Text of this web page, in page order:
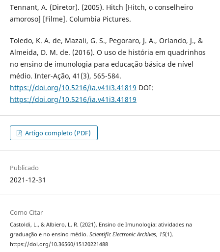
Tennant, A. (Diretor). (2005). Hitch [Hitch, o conselheiro
amoroso] [Filme]. Columbia Pictures.
Toledo, K. A. de, Mazali, G. S., Pegoraro, J. A., Orlando, J., &
Almeida, D. M. de. (2016). O uso de história em quadrinhos
no ensino de imunologia para educação básica de nível
médio. Inter-Ação, 41(3), 565-584.
https://doi.org/10.5216/ia.v41i3.41819 DOI:
https://doi.org/10.5216/ia.v41i3.41819
Artigo completo (PDF)
Publicado
2021-12-31
Como Citar
Castoldi, L., & Albiero, L. R. (2021). Ensino de Imunologia: atividades na
graduação e no ensino médio. Scientific Electronic Archives, 15(1).
https://doi.org/10.36560/15120221488